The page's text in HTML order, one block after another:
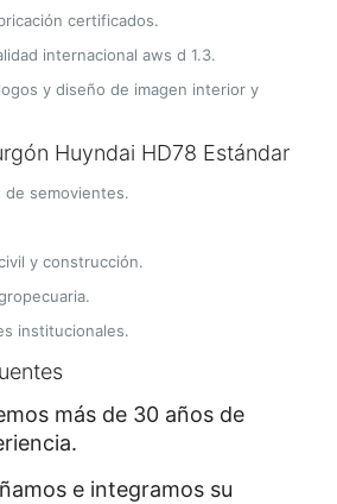
certificados.
internacional aws d 1.3.
y diseño de imagen interior y
Huyndai HD78 Estándar
de semovientes.
y construcción.
institucionales.
más de 30 años de
e integramos su